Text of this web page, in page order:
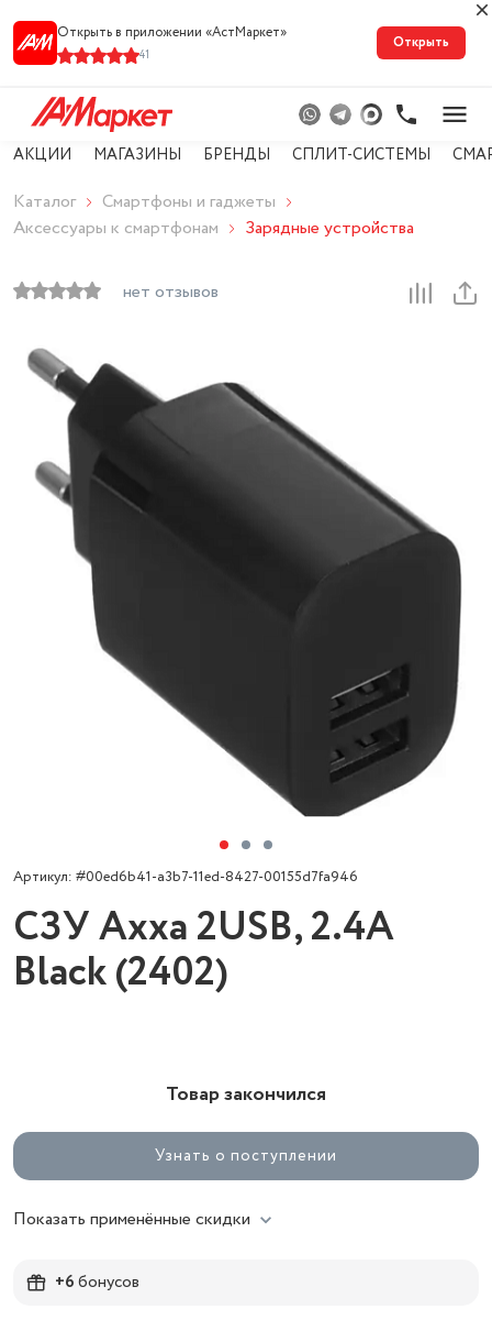
Открыть в приложении «АстМарке‪т‬»
41
Открыть
АКЦИИ МАГАЗИНЫ БРЕНДЫ СПЛИТ-СИСТЕМЫ
Каталог
Смартфоны и гаджеты
Аксессуары к смартфонам
Зарядные устройства
нет отзывов
Артикул: #00ed6b41-a3b7-11ed-8427-00155d7fa946
СЗУ Axxa 2USB, 2.4A
Black (2402)
Товар закончился
Узнать о поступлении
Показать применённые скидки
+6бонусов